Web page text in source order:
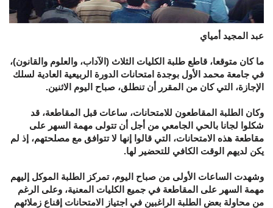
عبد المجيد أمياي
ما كان متوقعا، قاطع طلبة الكليات الثلاث (الآداب، والعلوم والقانون)،
في جامعة محمد الأول بوجدة امتحانات الدورة الربيعية العادية لسلك
الإجازة، التي كان من المقرر أن تنطلق، صباح اليوم الاثنين.
وكان الطلبة المقاطعون للامتحانات، ساعات قبل المقاطعة، قد
شكلوا لجانا بالحي الجامعي من أجل أن تتولى مهمة السهر على
مقاطعة هذه الامتحانات، التي قالوا إنها لا تتوافق مع مصلحتهم، إذ لم
يكن لديهم الوقت الكافي للتحضير لها.
وشهدت الساعات الأولى من صباح اليوم، تمركز الطلبة الموكل إليهم
مهمة السهر على المقاطعة في جميع الكليات المعنية، وعلى الرغم
من محاولة بعض الطلبة الراغبين في اجتياز الامتحانات إقناع زملائهم